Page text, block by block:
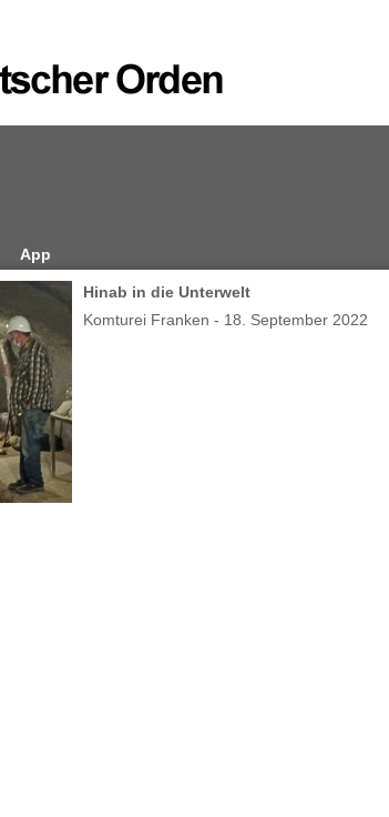
App
Hinab in die Unterwelt
Komturei Franken - 18. September 2022